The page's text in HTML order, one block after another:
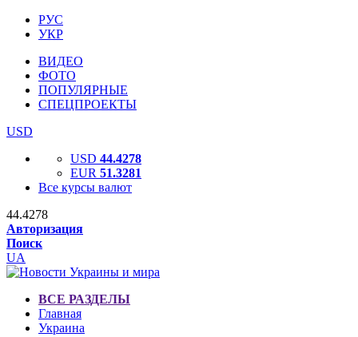
РУС
УКР
ВИДЕО
ФОТО
ПОПУЛЯРНЫЕ
СПЕЦПРОЕКТЫ
USD
USD 44.4278
EUR 51.3281
Все курсы валют
44.4278
Авторизация
Поиск
UA
ВСЕ РАЗДЕЛЫ
Главная
Украина